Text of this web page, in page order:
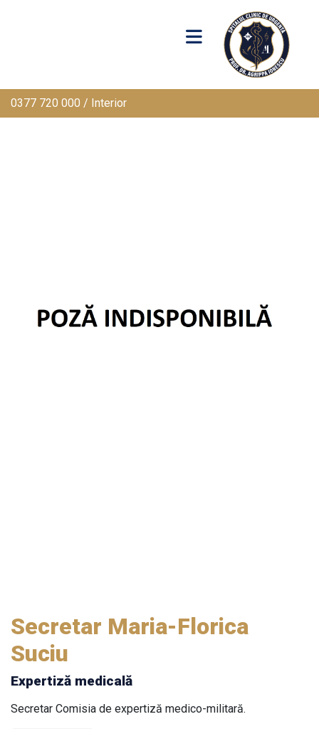
0377 720 000 / Interior
Secretar Maria-Florica
Suciu
Expertiză medicală
Secretar Comisia de expertiză medico-militară.